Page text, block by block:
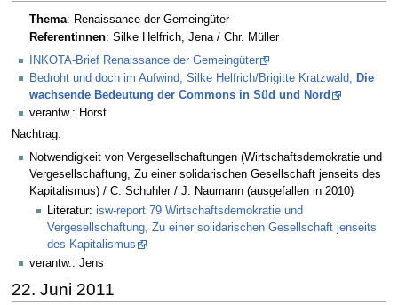
Thema: Renaissance der Gemeingüter
Referentinnen: Silke Helfrich, Jena / Chr. Müller
INKOTA-Brief Renaissance der Gemeingüter
Bedroht und doch im Aufwind, Silke Helfrich/Brigitte Kratzwald, Die
wachsende Bedeutung der Commons in Süd und Nord
verantw.: Horst
Nachtrag:
Notwendigkeit von Vergesellschaftungen (Wirtschaftsdemokratie und
Vergesellschaftung, Zu einer solidarischen Gesellschaft jenseits des
Kapitalismus) / C. Schuhler / J. Naumann (ausgefallen in 2010)
Literatur:isw-report 79 Wirtschaftsdemokratie und
Vergesellschaftung, Zu einer solidarischen Gesellschaft jenseits
des Kapitalismus
verantw.: Jens
22. Juni 2011